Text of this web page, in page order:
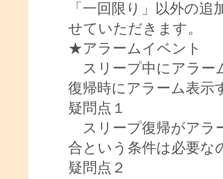
「一回限り」以外の
せていただきます。
★アラームイベント
スリープ中にアラー
復帰時にアラーム表示
疑問点１
スリープ復帰がアラ
合という条件は必要な
疑問点２